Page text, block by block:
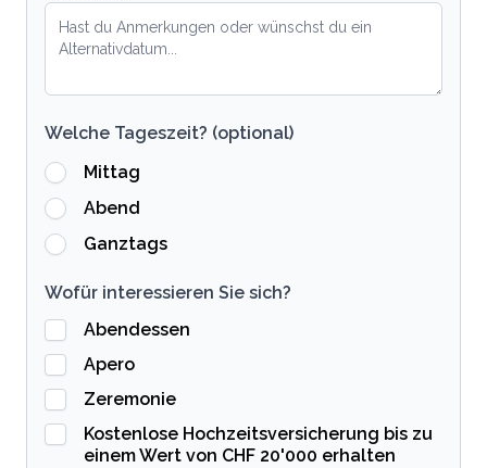
Welche Tageszeit? (optional)
Mittag
Abend
Ganztags
Wofür interessieren Sie sich?
Abendessen
Apero
Zeremonie
Kostenlose Hochzeitsversicherung bis zu
einem Wert von CHF 20'000 erhalten